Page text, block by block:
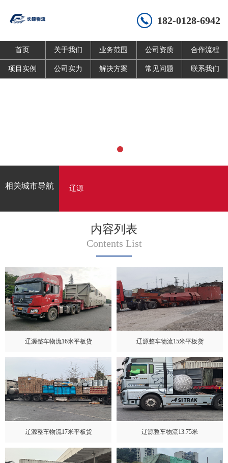
182-0128-6942
首页 关于我们 业务范围 公司资质 合作流程
项目实例 公司实力 解决方案 常见问题 联系我们
相关城市导航 辽源
内容列表
Contents List
辽源整车物流16米平板货 辽源整车物流15米平板货
辽源整车物流17米平板货 辽源整车物流13.75米